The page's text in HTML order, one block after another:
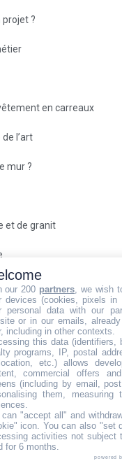
?
en carreaux
l’art
mur ?
et de granit
optimiser la décoration
de marbre et de
cérame
en béton et en
our 200 partners, we wish
devices (cookies, pixels
personal data with our
or in our emails,
including in other contexts.
this data (identifiers,
programs, IP, postal
etc.) allows
commercial offers
(including by email,
them, measuring
can "accept all" and
icon. You can also "set
activities not subject
for 6 months.
powered